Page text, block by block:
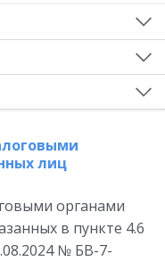
лиц
органами
в пункте 4.6
№ БВ-7-